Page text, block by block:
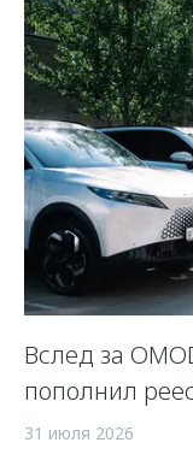
Вслед за
пополнил
31 июля 2026